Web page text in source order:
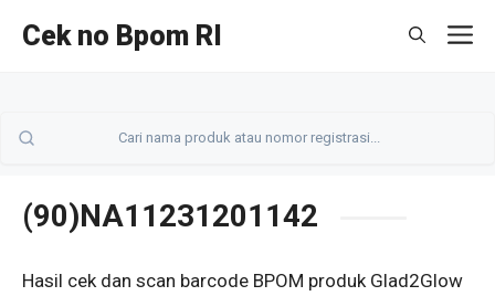
Cek no Bpom RI
(90)NA11231201142
Hasil cek dan scan barcode BPOM produk Glad2Glow